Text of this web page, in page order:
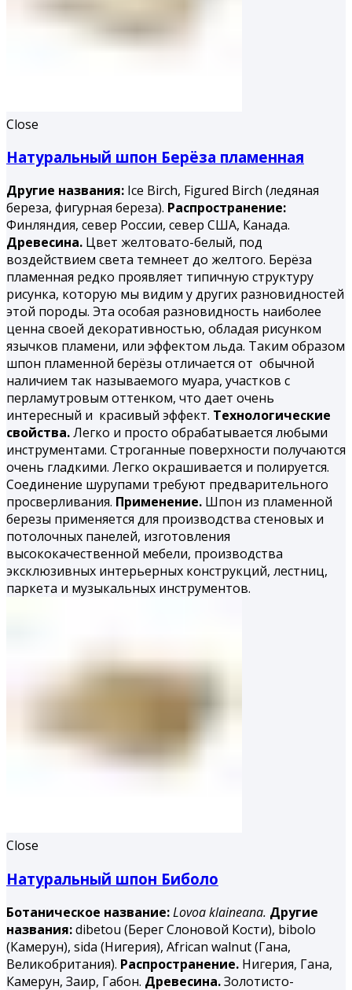
Close
Натуральный шпон Берёза пламенная
Другие названия: Ice Birch, Figured Birch (ледяная
береза, фигурная береза). Распространение:
Финляндия, север России, север США, Канада.
Древесина. Цвет желтовато-белый, под
воздействием света темнеет до желтого. Берёза
пламенная редко проявляет типичную структуру
рисунка, которую мы видим у других разновидностей
этой породы. Эта особая разновидность наиболее
ценна своей декоративностью, обладая рисунком
язычков пламени, или эффектом льда. Таким образом
шпон пламенной берёзы отличается от обычной
наличием так называемого муара, участков с
перламутровым оттенком, что дает очень
интересный и красивый эффект. Технологические
свойства.Легко и просто обрабатывается любыми
инструментами. Строганные поверхности получаются
очень гладкими. Легко окрашивается и полируется.
Соединение шурупами требуют предварительного
просверливания. Применение. Шпон из пламенной
березы применяется для производства стеновых и
потолочных панелей, изготовления
высококачественной мебели, производства
эксклюзивных интерьерных конструкций, лестниц,
паркета и музыкальных инструментов.
Close
Натуральный шпон Биболо
Ботаническое название:Lovoa klaineana. Другие
названия:dibetou (Берег Слоновой Кости), bibolo
(Камерун), sida (Нигерия), African walnut (Гана,
Великобритания). Распространение. Нигерия, Гана,
Камерун, Заир, Габон. Древесина.Золотисто-